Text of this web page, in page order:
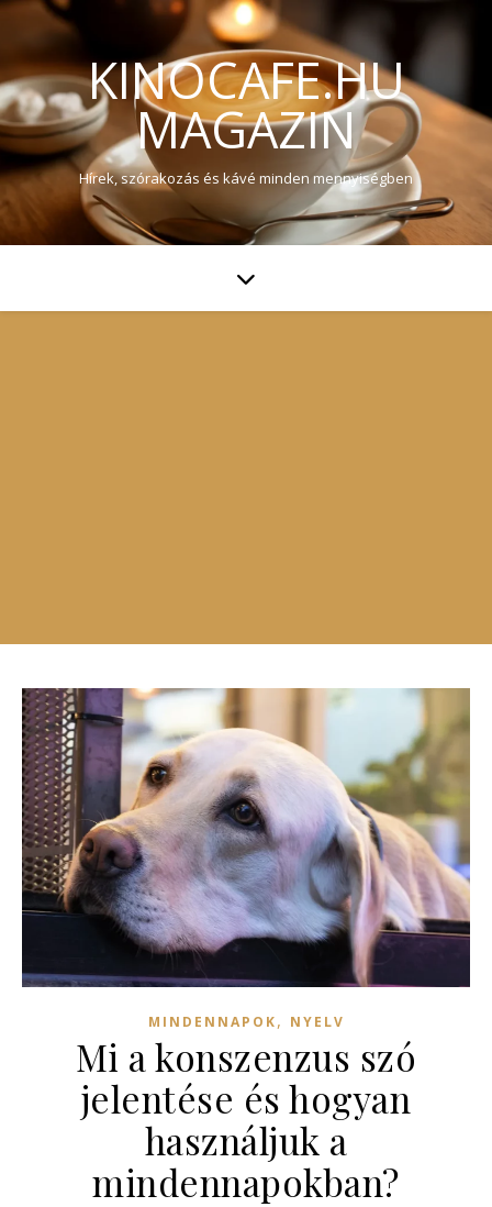
KINOCAFE.HU
MAGAZIN
Hírek, szórakozás és kávé minden mennyiségben
MINDENNAPOK, NYELV
Mi a konszenzus szó
jelentése és hogyan
használjuk a
mindennapokban?